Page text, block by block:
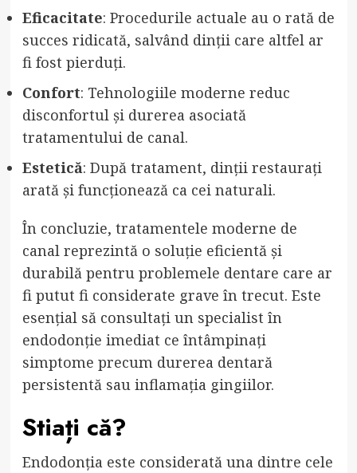
Eficacitate: Procedurile actuale au o rată de
succes ridicată, salvând dinții care altfel ar
fi fost pierduți.
Confort: Tehnologiile moderne reduc
disconfortul și durerea asociată
tratamentului de canal.
Estetică: După tratament, dinții restaurați
arată și funcționează ca cei naturali.
În concluzie, tratamentele moderne de
canal reprezintă o soluție eficientă și
durabilă pentru problemele dentare care ar
fi putut fi considerate grave în trecut. Este
esențial să consultați un specialist în
endodonție imediat ce întâmpinați
simptome precum durerea dentară
persistentă sau inflamația gingiilor.
Stiați că?
Endodonția este considerată una dintre cele